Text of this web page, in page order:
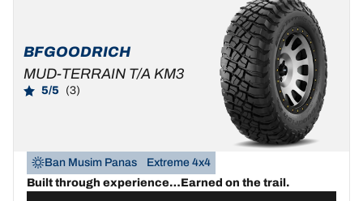
BFGOODRICH
MUD-TERRAIN T/A KM3
5/5 (3)
Ban Musim Panas
Extreme 4x4
Built through experience…Earned on the trail.